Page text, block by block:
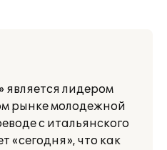
является лидером
рынке молодежной
с итальянского
«сегодня», что как